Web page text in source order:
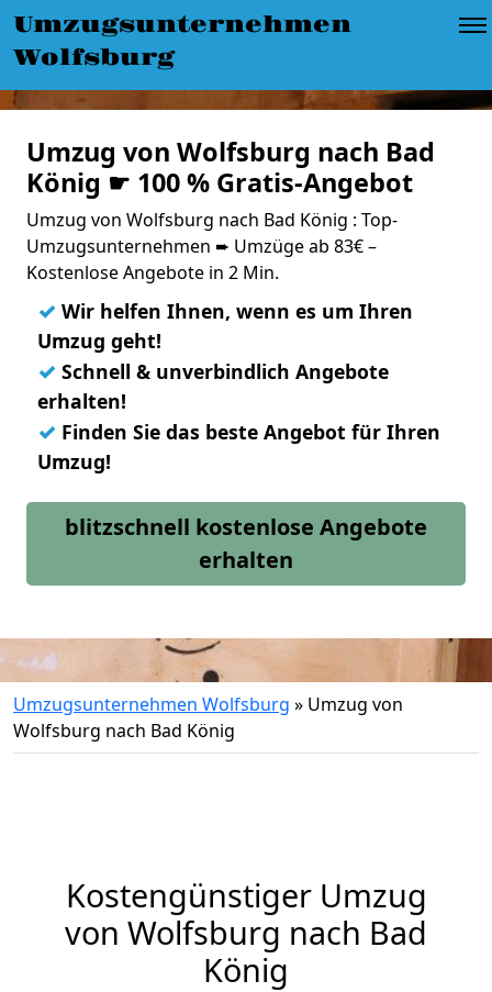
Umzugsunternehmen
Wolfsburg
Umzug von Wolfsburg nach Bad
König ☛ 100 % Gratis-Angebot
Umzug von Wolfsburg nach Bad König : Top-
Umzugsunternehmen ➨ Umzüge ab 83€ –
Kostenlose Angebote in 2 Min.
✓ Wir helfen Ihnen, wenn es um Ihren
Umzug geht!
✓ Schnell & unverbindlich Angebote
erhalten!
✓ Finden Sie das beste Angebot für Ihren
Umzug!
blitzschnell kostenlose Angebote
erhalten
Umzugsunternehmen Wolfsburg » Umzug von
Wolfsburg nach Bad König
Kostengünstiger Umzug
von Wolfsburg nach Bad
König